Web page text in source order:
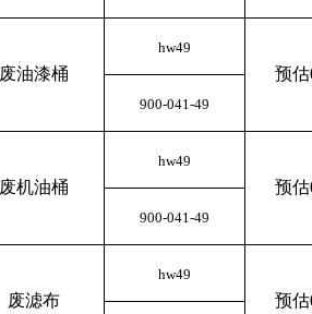
废油漆桶
hw49
预
900-041-49
废机油桶
hw49
预
900-041-49
废滤布
hw49
预